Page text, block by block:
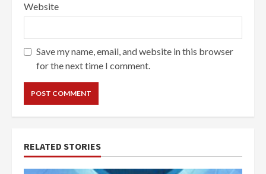
Website
Save my name, email, and website in this browser
for the next time I comment.
RELATED STORIES